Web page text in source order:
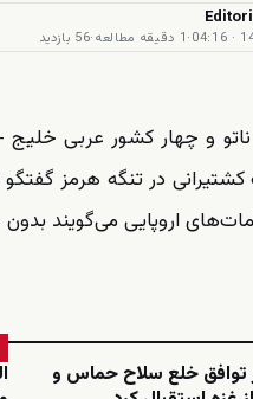
·1 دقیقه مطالعه ·56 بازدید
و چهار کشور عربی خلیج
اروپایی می‌گویند
توافق خلع سلاح حماس و